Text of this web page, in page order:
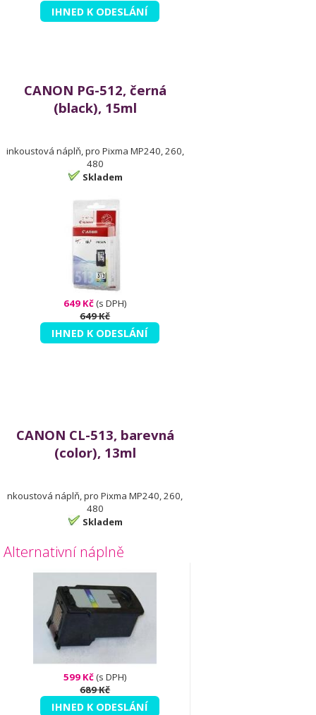
IHNED K ODESLÁNÍ
CANON PG-512, černá
(black), 15ml
inkoustová náplň, pro Pixma MP240, 260,
480
Skladem
649 Kč(s DPH)
649 Kč
IHNED K ODESLÁNÍ
CANON CL-513, barevná
(color), 13ml
nkoustová náplň, pro Pixma MP240, 260,
480
Skladem
Alternativní náplně
599 Kč(s DPH)
689 Kč
IHNED K ODESLÁNÍ